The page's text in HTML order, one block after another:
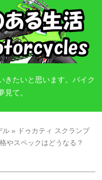
きたいと思います。バイク
見て。
ル »
ドゥカティ スクランブ
やスペックはどうなる？